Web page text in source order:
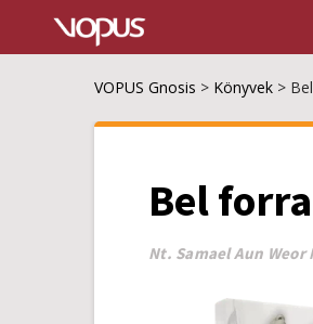
VOPUS Gnosis > Könyvek >
Bel
Nt. Samael Aun Weor